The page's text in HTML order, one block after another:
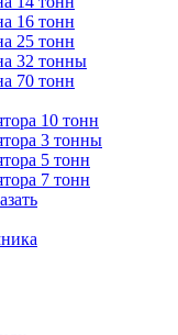
16 тонн
25 тонн
32 тонны
70 тонн
10 тонн
3 тонны
5 тонн
7 тонн